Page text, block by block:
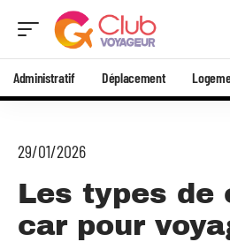
Administratif Déplacement
29/01/2026
Les types de
car pour